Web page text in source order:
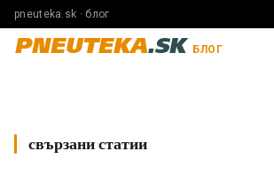
pneuteka.sk · блог
PNEUTEKA.SK БЛОГ
свързани статии